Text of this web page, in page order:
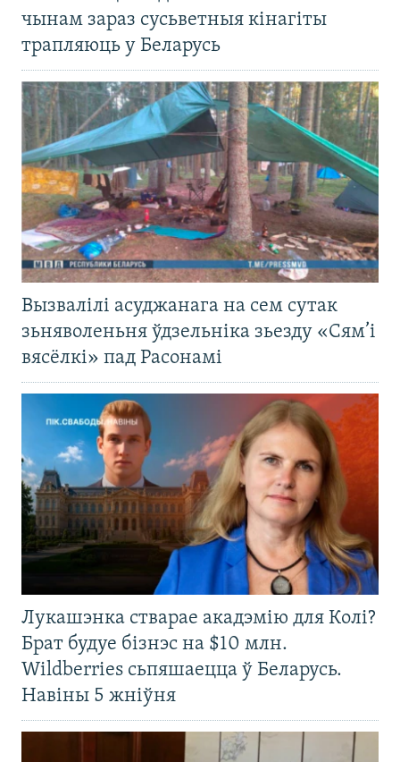
чынам зараз сусьветныя кінагіты
трапляюць у Беларусь
Вызвалілі асуджанага на сем сутак
зьняволеньня ўдзельніка зьезду «Сям’і
вясёлкі» пад Расонамі
Лукашэнка стварае акадэмію для Колі?
Брат будуе бізнэс на $10 млн.
Wildberries сьпяшаецца ў Беларусь.
Навіны 5 жніўня